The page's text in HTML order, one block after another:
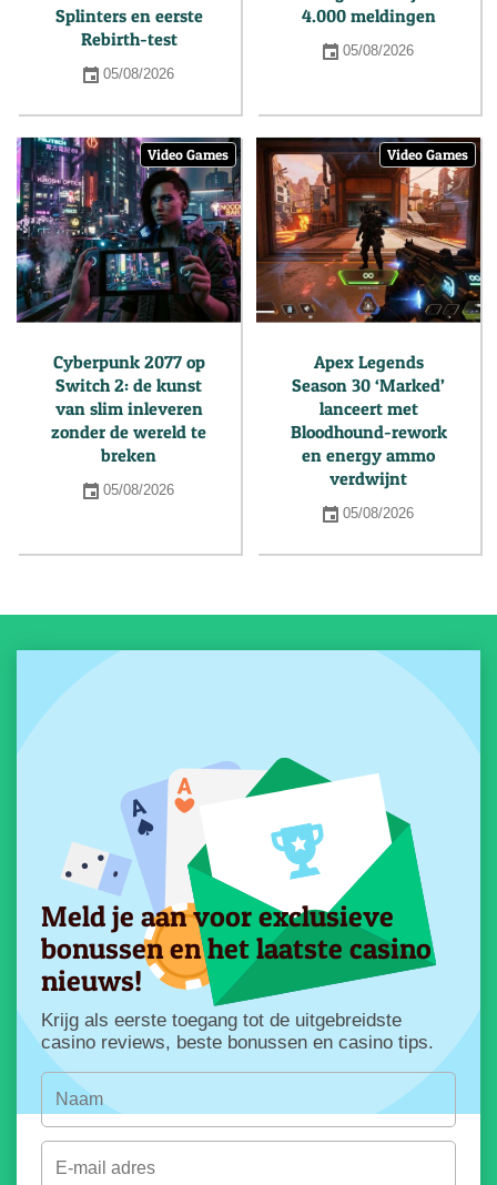
Splinters en eerste
Rebirth-test
05/08/2026
4.000 meldingen
05/08/2026
Video Games
Cyberpunk 2077 op
Switch 2: de kunst
van slim inleveren
zonder de wereld te
breken
05/08/2026
Video Games
Apex Legends
Season 30 ‘Marked’
lanceert met
Bloodhound-rework
en energy ammo
verdwijnt
05/08/2026
Meld je aan voor exclusieve
bonussen en het laatste casino
nieuws!
Krijg als eerste toegang tot de uitgebreidste
casino reviews, beste bonussen en casino tips.